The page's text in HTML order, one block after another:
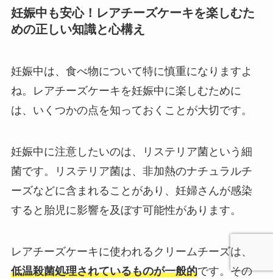
妊娠中も安心！レアチーズケーキを楽しむた
めの正しい知識と心構え
妊娠中は、食べ物について特に慎重になりますよ
ね。レアチーズケーキを妊娠中に楽しむために
は、いくつかの点を知っておくことが大切です。
妊娠中に注意したいのは、リステリア菌という細
菌です。リステリア菌は、非加熱のナチュラルチ
ーズなどに含まれることがあり、妊婦さんが感染
すると胎児に影響を及ぼす可能性があります。
レアチーズケーキに使われるクリームチーズは、
低温殺菌処理されているものが一般的です。その